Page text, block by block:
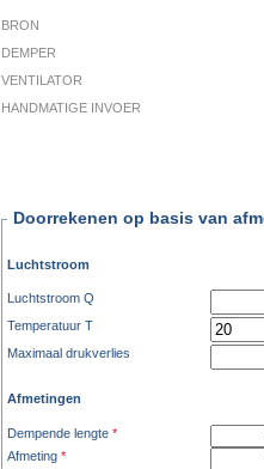
BRON
DEMPER
VENTILATOR
HANDMATIGE INVOER
Doorrekenen op basis van
Luchtstroom
Luchtstroom Q
Temperatuur T
Maximaal drukverlies
Afmetingen
Dempende lengte *
Afmeting *